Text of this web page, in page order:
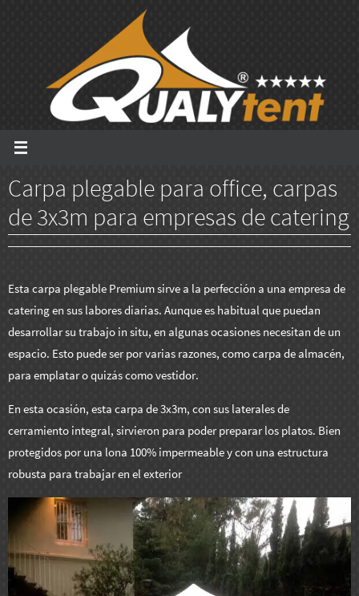
Carpa plegable para office, carpas
de 3x3m para empresas de catering
Esta carpa plegable Premium sirve a la perfección a una empresa de
catering en sus labores diarias. Aunque es habitual que puedan
desarrollar su trabajo in situ, en algunas ocasiones necesitan de un
espacio. Esto puede ser por varias razones, como carpa de almacén,
para emplatar o quizás como vestidor.
En esta ocasión, esta carpa de 3x3m, con sus laterales de
cerramiento integral, sirvieron para poder preparar los platos. Bien
protegidos por una lona 100% impermeable y con una estructura
robusta para trabajar en el exterior